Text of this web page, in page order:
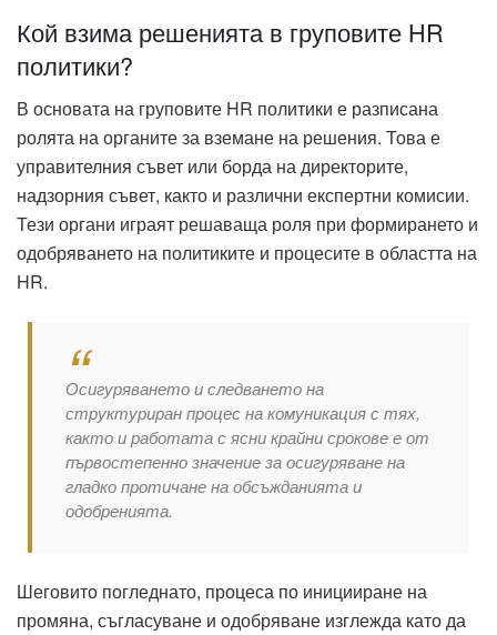
Кой взима решенията в груповите HR
политики?
В основата на груповите HR политики е разписана
ролята на органите за вземане на решения. Това е
управителния съвет или борда на директорите,
надзорния съвет, както и различни експертни комисии.
Тези органи играят решаваща роля при формирането и
одобряването на политиките и процесите в областта на
HR.
Осигуряването и следването на
структуриран процес на комуникация с тях,
както и работата с ясни крайни срокове е от
първостепенно значение за осигуряване на
гладко протичане на обсъжданията и
одобренията.
Шеговито погледнато, процеса по иницииране на
промяна, съгласуване и одобряване изглежда като да